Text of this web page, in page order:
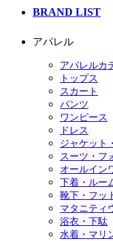
BRAND LIST
アパレル
アパレルカ
トップス
スカート
パンツ
ワンピース
ドレス
ジャケット
スーツ・フ
オールイン
下着・ルー
靴下・フッ
マタニティ
浴衣・下駄
水着・マリ